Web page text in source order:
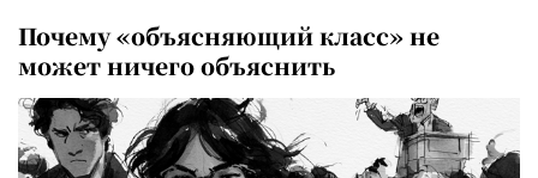
Почему «объясняющий класс» не
может ничего объяснить